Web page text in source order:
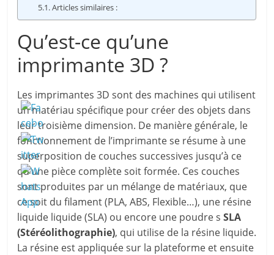
Articles similaires :
Qu’est-ce qu’une
imprimante 3D ?
Les imprimantes 3D sont des machines qui utilisent
un matériau spécifique pour créer des objets dans
leur troisième dimension. De manière générale, le
fonctionnement de l’imprimante se résume à une
superposition de couches successives jusqu’à ce
qu’une pièce complète soit formée. Ces couches
sont produites par un mélange de matériaux, que
ce soit du filament (PLA, ABS, Flexible…), une résine
liquide liquide (SLA) ou encore une poudre sSLA
(Stéréolithographie), qui utilise de la résine liquide.
La résine est appliquée sur la plateforme et ensuite